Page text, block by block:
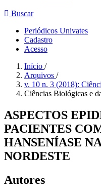
Buscar
Periódicos Univates
Cadastro
Acesso
Início /
Arquivos /
v. 10 n. 3 (2018):
Ciências Biológicas e
ASPECTOS
PACIENTES
HANSENÍASE
NORDESTE
Autores